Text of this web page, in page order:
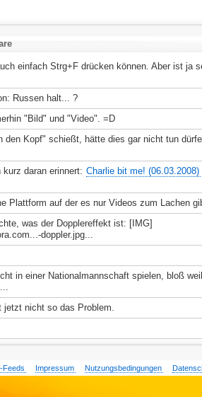
einfach Strg+F drücken können. Aber ist ja
Russen halt... ?
"Bild" und "Video". =D
den Kopf" schießt, hätte dies gar nicht tun
kurz daran erinnert: Charlie bit me! (06.03.2008)
Plattform auf der es nur Videos zum Lachen
was der Dopplereffekt ist: [IMG]
doppler.jpg...
in einer Nationalmannschaft spielen, bloß
jetzt nicht so das Problem.
Feeds Impressum Nutzungsbedingungen